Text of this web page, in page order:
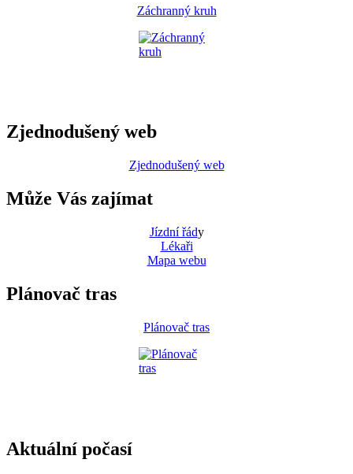
Záchranný kruh
Zjednodušený web
Zjednodušený web
Může Vás zajímat
Jízdní řády
Lékaři
Mapa webu
Plánovač tras
Plánovač tras
Aktuální počasí